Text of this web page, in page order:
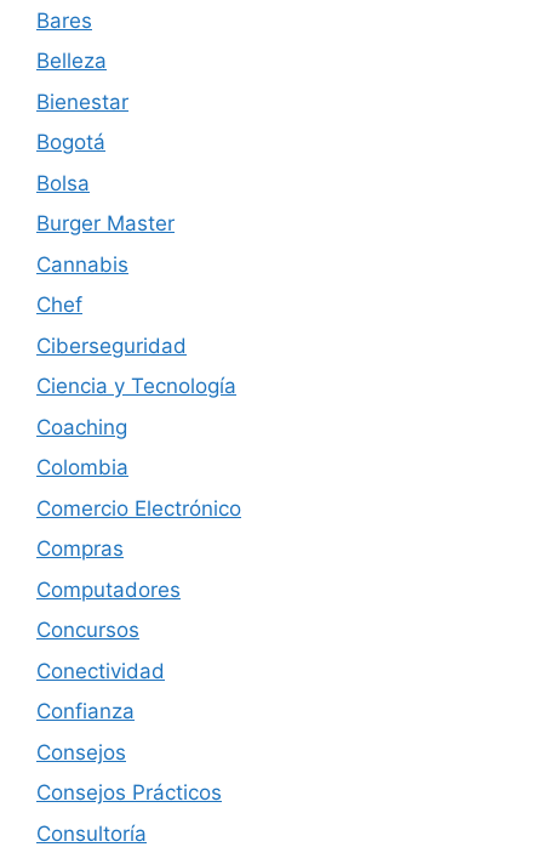
Bares
Belleza
Bienestar
Bogotá
Bolsa
Burger Master
Cannabis
Chef
Ciberseguridad
Ciencia y Tecnología
Coaching
Colombia
Comercio Electrónico
Compras
Computadores
Concursos
Conectividad
Confianza
Consejos
Consejos Prácticos
Consultoría